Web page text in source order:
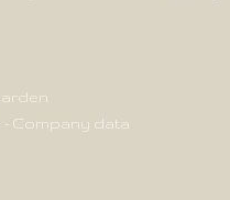
Company data